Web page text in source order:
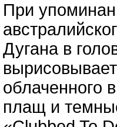
При
Дугана в
облаченного
плащ и